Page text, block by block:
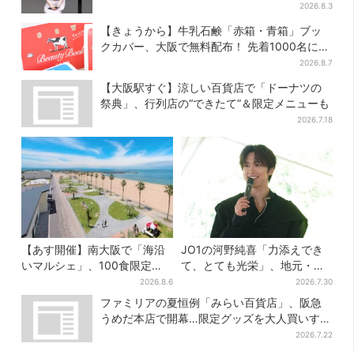
2026.8.3
【きょうから】牛乳石鹸「赤箱・青箱」ブッ
クカバー、大阪で無料配布！ 先着1000名に
2026.8.7
【大阪駅すぐ】涼しい百貨店で「ドーナツの
祭典」、行列店の“できたて”＆限定メニューも
2026.7.18
【あす開催】南大阪で「海沿
いマルシェ」、100食限定
「たこ飯」のふるまい＆キッ
ズ縁日も
2026.8.6
JO1の河野純喜「力添えでき
て、とても光栄」、地元・奈
良へ凱旋！学生時代の思い出
エピソードも
2026.7.30
ファミリアの夏恒例「みらい百貨店」、阪急
うめだ本店で開幕…限定グッズを大人買いする
2026.7.22